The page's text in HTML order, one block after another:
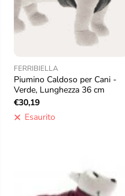
FERRIBIELLA
Piumino Caldoso per Cani -
Verde, Lunghezza 36 cm
€30,19
Esaurito